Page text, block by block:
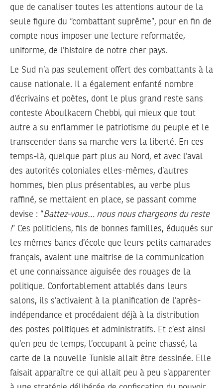
que de canaliser toutes les attentions autour de la
seule figure du “combattant suprême”, pour en fin de
compte nous imposer une lecture reformatée,
uniforme, de l’histoire de notre cher pays.
Le Sud n’a pas seulement offert des combattants à la
cause nationale. Il a également enfanté nombre
d’écrivains et poètes, dont le plus grand reste sans
conteste Aboulkacem Chebbi, qui mieux que tout
autre a su enflammer le patriotisme du peuple et le
transcender dans sa marche vers la liberté. En ces
temps-là, quelque part plus au Nord, et avec l’aval
des autorités coloniales elles-mêmes, d’autres
hommes, bien plus présentables, au verbe plus
raffiné, se mettaient en place, se passant comme
devise : “Battez-vous… nous nous chargeons du reste
!” Ces politiciens, fils de bonnes familles, éduqués sur
les mêmes bancs d’école que leurs petits camarades
français, avaient une maitrise de la communication
et une connaissance aiguisée des rouages de la
politique. Confortablement attablés dans leurs
salons, ils s’activaient à la planification de l’après-
indépendance et procédaient déjà à la distribution
des postes politiques et administratifs. Et c’est ainsi
qu’en peu de temps, l’occupant à peine chassé, la
carte de la nouvelle Tunisie allait être dessinée. Elle
faisait apparaître ce qui allait peu à peu s’apparenter